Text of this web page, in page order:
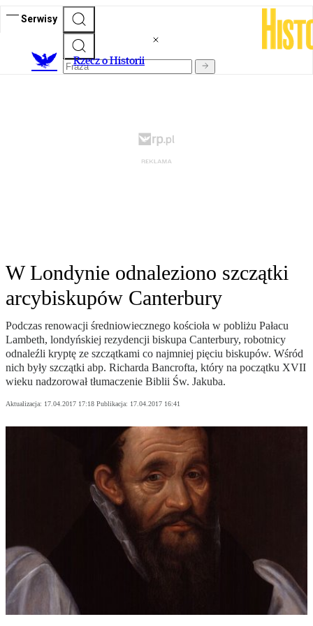
Serwisy
Rzecz o Historii
W Londynie odnaleziono szczątki
arcybiskupów Canterbury
Podczas renowacji średniowiecznego kościoła w pobliżu Pałacu
Lambeth, londyńskiej rezydencji biskupa Canterbury, robotnicy
odnaleźli kryptę ze szczątkami co najmniej pięciu biskupów. Wśród
nich były szczątki abp. Richarda Bancrofta, który na początku XVII
wieku nadzorował tłumaczenie Biblii Św. Jakuba.
Aktualizacja: 17.04.2017 17:18 Publikacja: 17.04.2017 16:41